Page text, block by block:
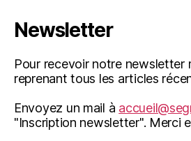
Newsletter
Pour recevoir notre newsletter
reprenant tous les articles
Envoyez un mail à
"Inscription newsletter". Merci